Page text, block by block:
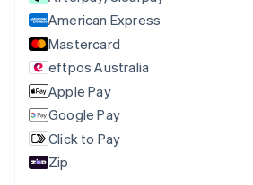
American Express
Mastercard
eftpos Australia
Apple Pay
Google Pay
Click to Pay
Zip
简体中文 English
English
Croazia
EnglishItaliano
Danimarca
English
Emirati Arabi Uniti
English
Estonia